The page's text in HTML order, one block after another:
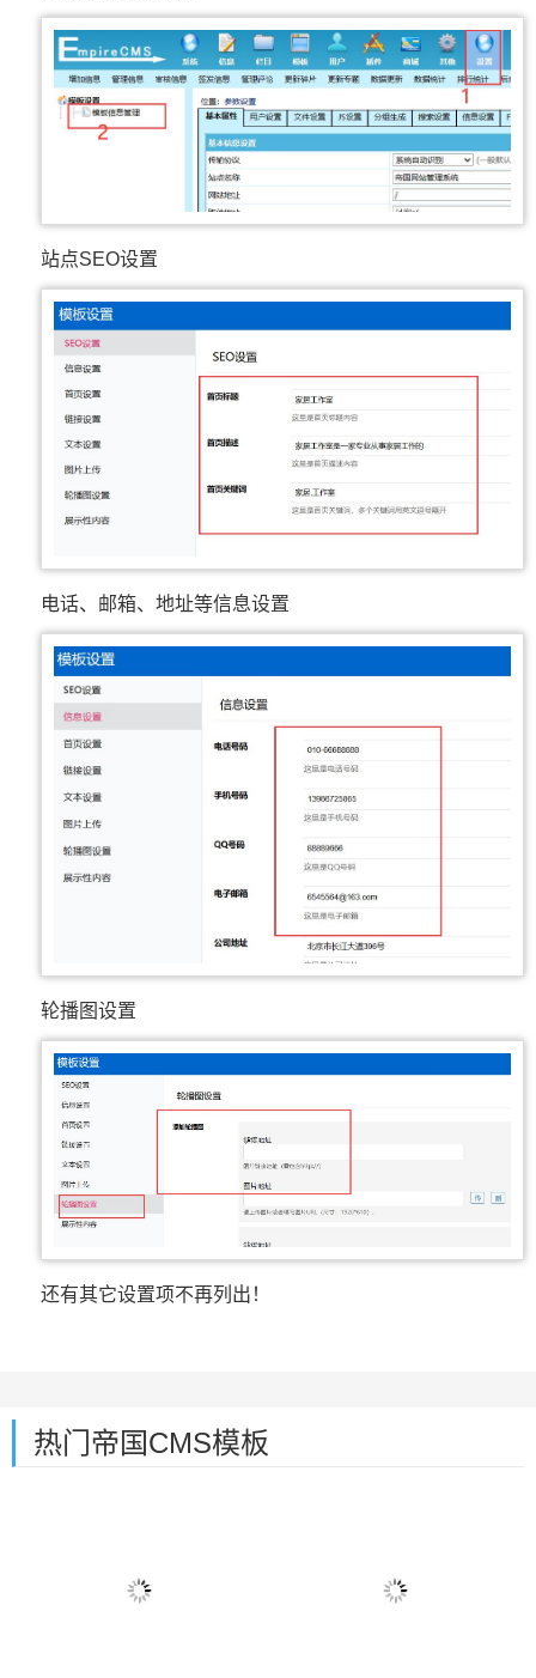
站点SEO设置
电话、邮箱、地址等信息设置
轮播图设置
还有其它设置项不再列出！
热门帝国CMS模板